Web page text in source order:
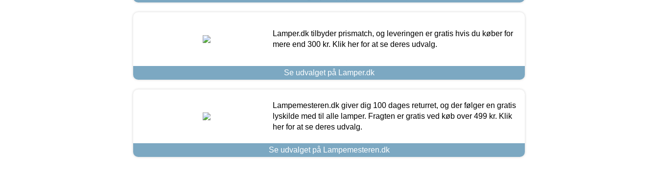
Lamper.dk tilbyder prismatch, og leveringen er gratis hvis du køber for
mere end 300 kr. Klik her for at se deres udvalg.
Se udvalget på Lamper.dk
Lampemesteren.dk giver dig 100 dages returret, og der følger en gratis
lyskilde med til alle lamper. Fragten er gratis ved køb over 499 kr. Klik
her for at se deres udvalg.
Se udvalget på Lampemesteren.dk